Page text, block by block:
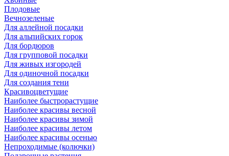
Плодовые
Вечнозеленые
Для аллейной посадки
Для альпийских горок
Для бордюров
Для групповой посадки
Для живых изгородей
Для одиночной посадки
Для создания тени
Красивоцветущие
Наиболее быстрорастущие
Наиболее красивы весной
Наиболее красивы зимой
Наиболее красивы летом
Наиболее красивы осенью
Непроходимые (колючки)